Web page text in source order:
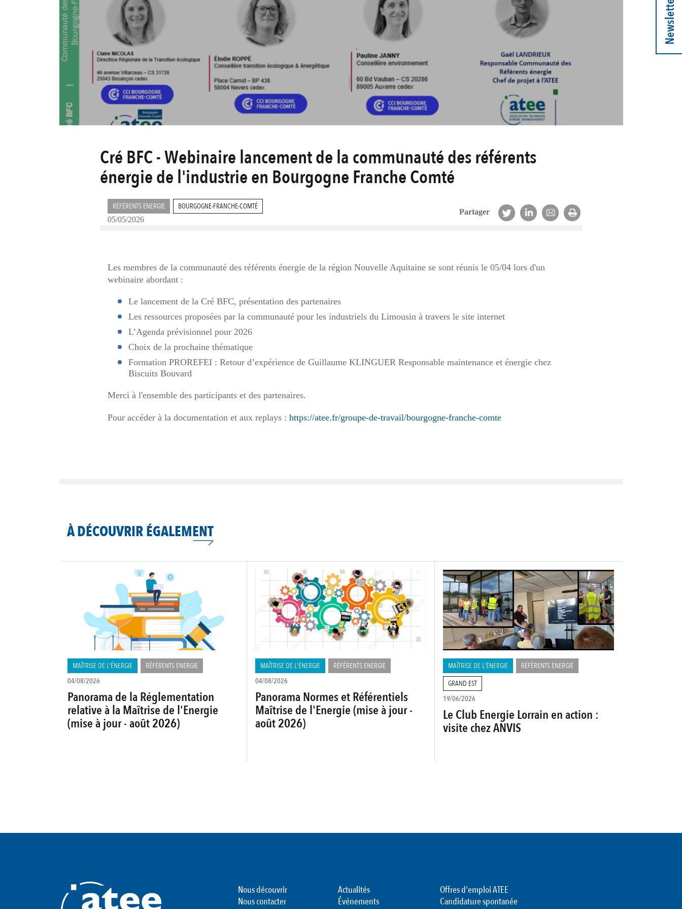
Cré BFC - Webinaire lancement de la communauté des référents
énergie de l'industrie en Bourgogne Franche Comté
RÉFÉRENTS ENERGIE BOURGOGNE-FRANCHE-COMTÉ
05/05/2026
Partager
Les membres de la communauté des référents énergie de la région Nouvelle Aquitaine se sont réunis le 05/04 lors d'un
webinaire abordant :
Le lancement de la Cré BFC, présentation des partenaires
Les ressources proposées par la communauté pour les industriels du Limousin à travers le site internet
L’Agenda prévisionnel pour 2026
Choix de la prochaine thématique
Formation PROREFEI : Retour d’expérience de Guillaume KLINGUER Responsable maintenance et énergie chez
Biscuits Bouvard
Merci à l'ensemble des participants et des partenaires.
Pour accéder à la documentation et aux replays : https://atee.fr/groupe-de-travail/bourgogne-franche-comte
À DÉCOUVRIR ÉGALEMENT
MAÎTRISE DE L'ÉNERGIE
RÉFÉRENTS ENERGIE
04/08/2026
Panorama de la Réglementation
relative à la Maîtrise de l'Energie
(mise à jour - août 2026)
MAÎTRISE DE L'ÉNERGIE
RÉFÉRENTS ENERGIE
04/08/2026
Panorama Normes et Référentiels
Maîtrise de l'Energie (mise à jour -
août 2026)
MAÎTRISE DE L'ÉNERGIE
RÉFÉRENTS ENERGIE
GRAND EST
19/06/2026
Le Club Energie Lorrain en action :
visite chez ANVIS
Newsletter
Nous découvrir
Nous contacter
Actualités
Événements
Offres d'emploi ATEE
Candidature spontanée